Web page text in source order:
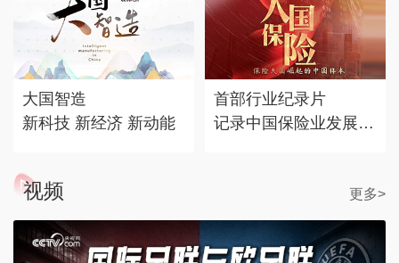
大国智造
新科技 新经济 新动能
首部行业纪录片
记录中国保险业发展历
视频 更多>